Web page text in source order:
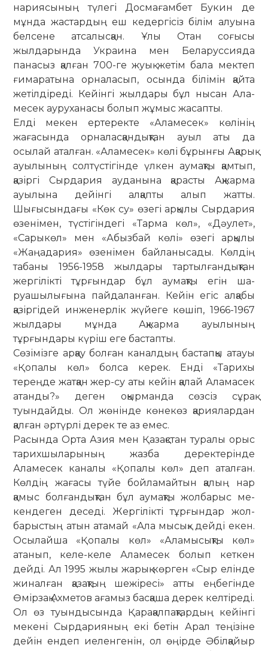
нариясының түлегі Досмағамбет Бу­кин де
мұнда жастардың еш кедергісіз білім алуына
белсене атсалысқан. Ұлы Отан соғысы
жылдарында Украина мен Беларуссияда
панасыз қалған 700-ге жуық жетім бала мектеп
ғимаратына орна­ласып, осында білімін қайта
жетіл­діреді. Кейінгі жылдары бұл нысан Ала­
месек ауруханасы болып жұмыс жасапты.
Елді мекен ертеректе «Аламесек» көлінің
жағасында орналасқандықтан ауыл аты да
осылай аталған. «Аламесек» көлі бұрынғы Ақарық
ауылының солтүс­тігінде үлкен аумақты қамтып,
қазіргі Сырдария ауданына қарасты Ақжарма
ауылына дейінгі алқапты алып жатты.
Шығысындағы «Көк су» өзегі арқылы Сырдария
өзенімен, түстігіндегі «Тарма көл», «Дәулет»,
«Сарыкөл» мен «Абызбай көлі» өзегі арқылы
«Жаңадария» өзе­німен байланысады. Көлдің
табаны 1956-1958 жылдары тартылғандықтан
жер­­гілікті тұрғындар бұл аумақты егін ша­
руашылығына пайдаланған. Кейін егіс алқабы
қазіргідей инженерлік жүйеге көшіп, 1966-1967
жылдары мұнда Ақ­жар­ма ауылының
тұрғындары күріш еге бас­тапты.
Сөзімізге арқау болған каналдың бастапқы атауы
«Қопалы көл» болса керек. Енді «Тарихы
тереңде жатқан жер-су аты кейін қалай Аламасек
атанды?» деген оқырманда сөзсіз сұрақ
туындайды. Ол жөнінде көнекөз қариялардан
қалған әртүрлі дерек те аз емес.
Расында Орта Азия мен Қазақстан туралы орыс
тарихшыларының жазба деректерінде
Аламесек каналы «Қопалы көл» деп аталған.
Көлдің жағасы түйе бойламайтын қалың нар
қамыс бол­ған­­дықтан бұл аумақты жолбарыс ме­
кендеген деседі. Жергілікті тұрғындар жол­
барыстың атын атамай «Ала мысық» дейді екен.
Осылайша «Қопалы көл» «Аламысықты көл»
атанып, келе-келе Аламесек болып кеткен
дейді. Ал 1995 жылы жарық көрген «Сыр елінде
жиналған қазақтың шежіресі» атты еңбегінде
Өмір­зақ Ахметов ағамыз басқаша дерек келтіреді.
Ол өз туындысында Қарақалпақтардың кейінгі
мекені Сырдарияның екі бетін Арал теңізіне
дейін ендеп иеленгенін, ол өңірде Әбілқайыр